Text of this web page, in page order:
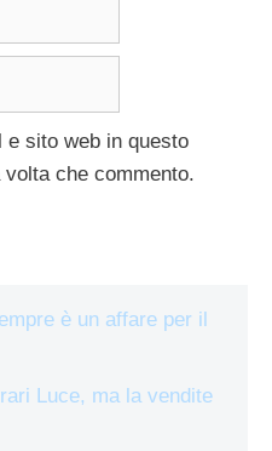
e sito web in questo
che commento.
è un affare per il
Luce, ma la vendite